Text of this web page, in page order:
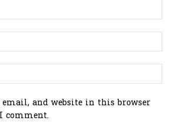
email, and website in this browser
comment.